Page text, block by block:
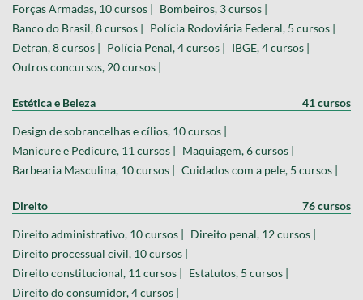
Forças Armadas, 10 cursos | Bombeiros, 3 cursos |
Banco do Brasil, 8 cursos | Polícia Rodoviária Federal, 5 cursos |
Detran, 8 cursos | Polícia Penal, 4 cursos | IBGE, 4 cursos |
Outros concursos, 20 cursos |
Estética e Beleza 41 cursos
Design de sobrancelhas e cílios, 10 cursos |
Manicure e Pedicure, 11 cursos | Maquiagem, 6 cursos |
Barbearia Masculina, 10 cursos | Cuidados com a pele, 5 cursos |
Direito 76 cursos
Direito administrativo, 10 cursos | Direito penal, 12 cursos |
Direito processual civil, 10 cursos |
Direito constitucional, 11 cursos | Estatutos, 5 cursos |
Direito do consumidor, 4 cursos |